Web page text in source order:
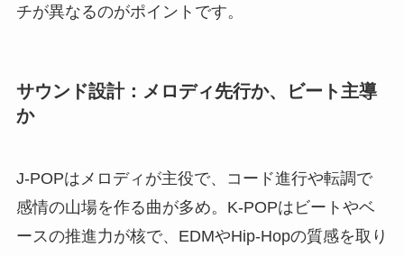
チが異なるのがポイントです。
サウンド設計：メロディ先行か、ビート主導
か
J-POPはメロディが主役で、コード進行や転調で
感情の山場を作る曲が多め。K-POPはビートやベ
ースの推進力が核で、EDMやHip-Hopの質感を取り